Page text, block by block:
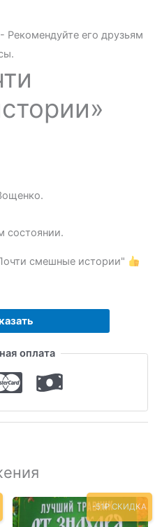
Рекомендуйте его друзьям
состоянии.
смешные истории"
оплата
-51₽ СКИДКА